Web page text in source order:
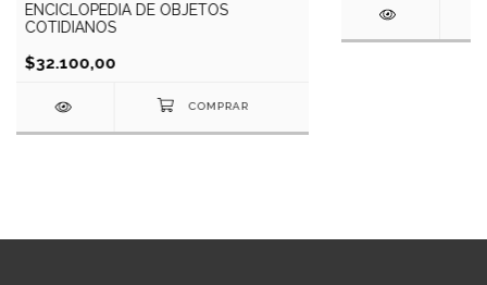
ENCICLOPEDIA DE OBJETOS
COTIDIANOS
$32.100,00